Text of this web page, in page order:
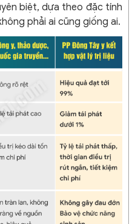
biệt, dựa theo đặc tính
phải ai cũng giống ai.